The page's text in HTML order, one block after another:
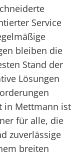
Service
bleiben die
Stand der
Lösungen
in Mettmann ist
für alle, die
zuverlässige
breiten